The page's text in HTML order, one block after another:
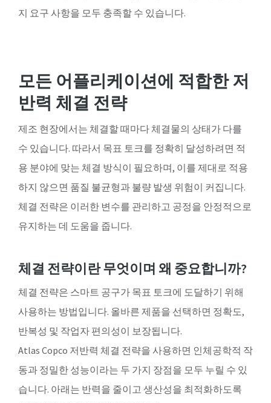
으로 설계된 아트라스콥코 전동 체결 툴의 전반적인 특징
과 장점을 소개합니다.
더 보기
지 요구 사항을 모두 충족할 수 있습니다.
모든 어플리케이션에 적합한 저
반력 체결 전략
제조 현장에서는 체결할 때마다 체결물의 상태가 다를
수 있습니다. 따라서 목표 토크를 정확히 달성하려면 적
용 분야에 맞는 체결 방식이 필요하며, 이를 제대로 적용
하지 않으면 품질 불균형과 불량 발생 위험이 커집니다.
체결 전략은 이러한 변수를 관리하고 공정을 안정적으로
유지하는 데 도움을 줍니다.
체결 전략이란 무엇이며 왜 중요합니까?
체결 전략은 스마트 공구가 목표 토크에 도달하기 위해
사용하는 방법입니다. 올바른 제품을 선택하면 정확도,
반복성 및 작업자 편의성이 보장됩니다.
Atlas Copco 저반력 체결 전략을 사용하면 인체공학적 작
동과 정밀한 성능이라는 두 가지 장점을 모두 누릴 수 있
습니다. 아래는 반력을 줄이고 생산성을 최적화하도록